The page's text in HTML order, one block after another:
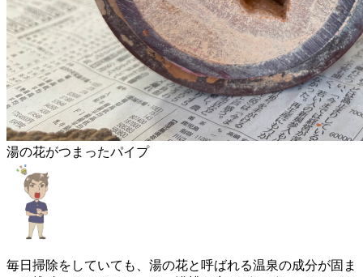
湯の花がつまったパイプ
毎日掃除をしていても、湯の花と呼ばれる温泉の成分が固ま